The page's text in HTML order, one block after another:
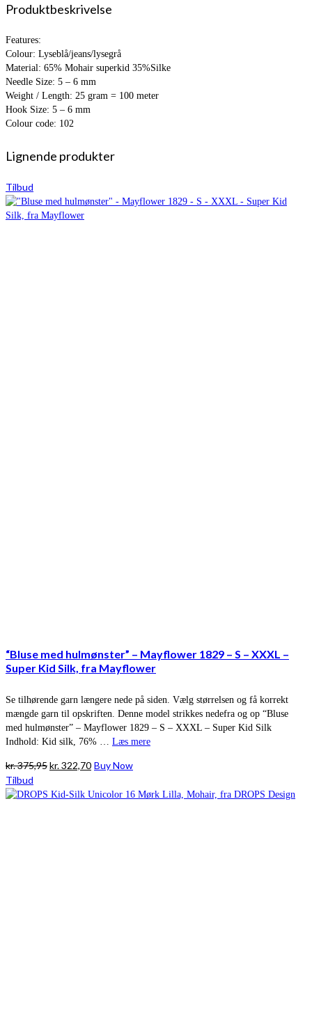
Produktbeskrivelse
Features:
Colour: Lyseblå/jeans/lysegrå
Material: 65% Mohair superkid 35%Silke
Needle Size: 5 – 6 mm
Weight / Length: 25 gram = 100 meter
Hook Size: 5 – 6 mm
Colour code: 102
Lignende produkter
Tilbud
“Bluse med hulmønster” – Mayflower 1829 – S – XXXL –
Super Kid Silk, fra Mayflower
Se tilhørende garn længere nede på siden. Vælg størrelsen og få korrekt
mængde garn til opskriften. Denne model strikkes nedefra og op “Bluse
med hulmønster” – Mayflower 1829 – S – XXXL – Super Kid Silk
Indhold: Kid silk, 76% … Læs mere
kr.375,95Den
pris
kr.322,70Den
pris
Buy Now
Tilbud